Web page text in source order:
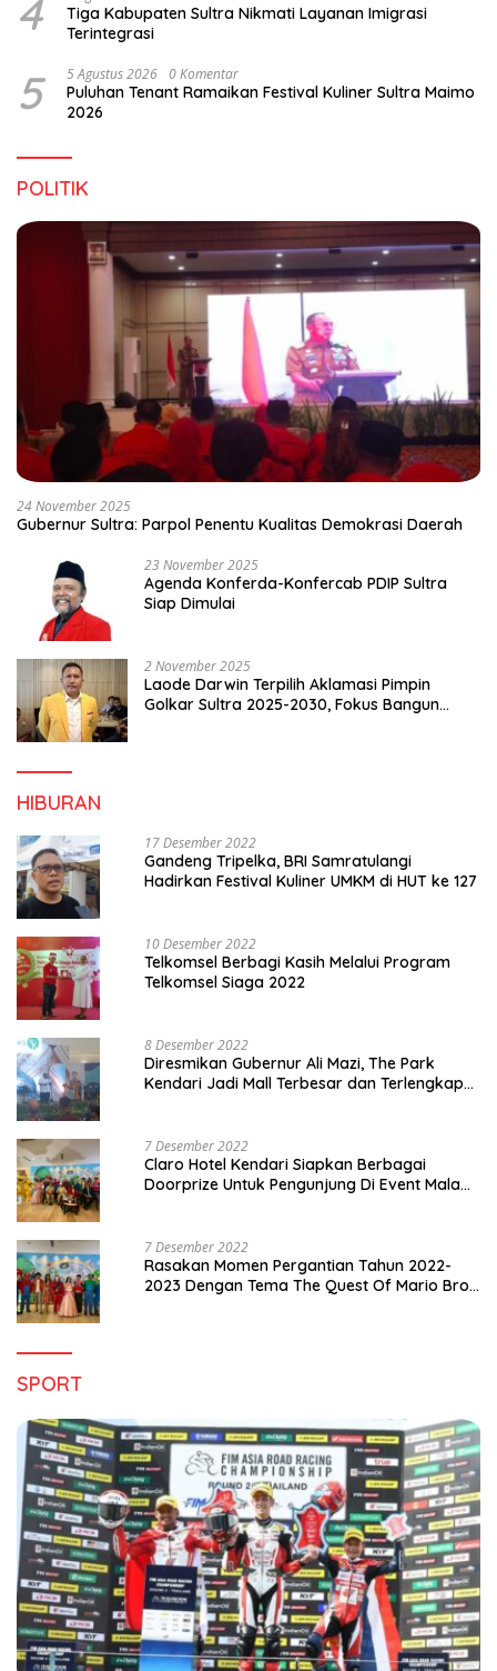
4
Tiga Kabupaten Sultra Nikmati Layanan Imigrasi
Terintegrasi
5 5 Agustus 2026 0 Komentar
Puluhan Tenant Ramaikan Festival Kuliner Sultra Maimo
2026
POLITIK
24 November 2025
Gubernur Sultra: Parpol Penentu Kualitas Demokrasi Daerah
23 November 2025
Agenda Konferda-Konfercab PDIP Sultra
Siap Dimulai
2 November 2025
Laode Darwin Terpilih Aklamasi Pimpin
Golkar Sultra 2025-2030, Fokus Bangun
HIBURAN
17 Desember 2022
Gandeng Tripelka, BRI Samratulangi
Hadirkan Festival Kuliner UMKM di HUT ke 127
10 Desember 2022
Telkomsel Berbagi Kasih Melalui Program
Telkomsel Siaga 2022
8 Desember 2022
Diresmikan Gubernur Ali Mazi, The Park
Kendari Jadi Mall Terbesar dan Terlengkap
7 Desember 2022
Claro Hotel Kendari Siapkan Berbagai
Doorprize Untuk Pengunjung Di Event Malam
7 Desember 2022
Rasakan Momen Pergantian Tahun 2022-
2023 Dengan Tema The Quest Of Mario Bros
SPORT